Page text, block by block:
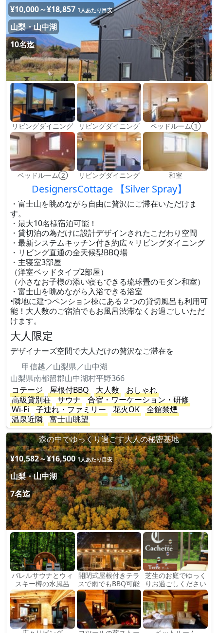
¥10,000～¥18,857 1人あたり目安
山梨・山中湖
10名迄
リビングダイニング リビングダイニング ベッドルーム①
ベッドルーム② リビングダイニング 和室
DesignersCottage 【Silver Spray】
・富士山を眺めながら自由に贅沢にご滞在いただけま
す。
・最大10名様宿泊可能！
・貸切泊の為だけに設計デザインされたこだわり空間
・最新システムキッチン付き約広々リビングダイニング
・リビング直通の全天候型BBQ場
・主寝室3部屋
（洋室ベッドタイプ2部屋）
（小さなお子様の添い寝もできる琉球畳のモダン和室）
・富士山を眺めながら入浴できる浴室
•隣地に建つペンション棟にある２つの貸切風呂も利用可
能！大人数のご宿泊でもお風呂渋滞なくお過ごしいただ
けます。
大人限定
デザイナーズ空間で大人だけの贅沢なご滞在を
甲信越／山梨県／山中湖
山梨県南都留郡山中湖村平野366
コテージ
屋根付BBQ 大人数
おしゃれ
高級貸別荘
サウナ
合宿・ワーケーション・研修
Wi-Fi
子連れ・ファミリー 花火OK
全館禁煙
温泉近隣
富士山眺望
森の中でゆっくり過ごす大人の秘密基地
¥10,582～¥16,500 1人あたり目安
山梨・山中湖
7名迄
バレルサウナとウィ
スキー樽の水風呂
開閉式屋根付きテラ
スで雨でもBBQ可能
芝生のお庭でゆっく
りお過ごしください